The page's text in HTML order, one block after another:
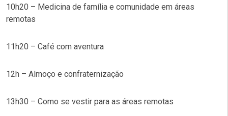
10h20 – Medicina de família e comunidade em áreas
remotas
11h20 – Café com aventura
12h – Almoço e confraternização
13h30 – Como se vestir para as áreas remotas